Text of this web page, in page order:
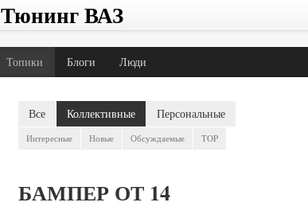
Тюнинг ВАЗ
Топики Блоги Люди
Все Коллективные Персональные
Интересные Новые Обсуждаемые TOP
БАМПЕР ОТ 14